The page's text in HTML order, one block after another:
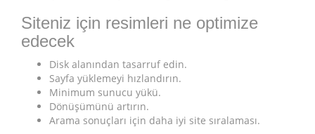
Siteniz için resimleri ne optimize
edecek
Disk alanından tasarruf edin.
Sayfa yüklemeyi hızlandırın.
Minimum sunucu yükü.
Dönüşümünü artırın.
Arama sonuçları için daha iyi site sıralaması.